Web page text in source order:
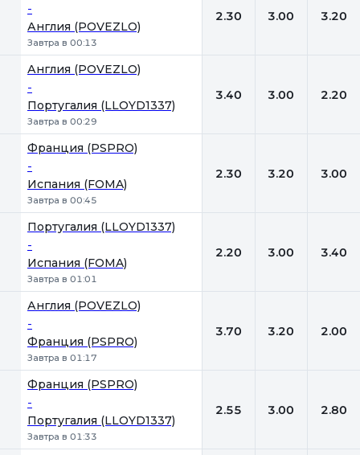
-
Англия (POVEZLO)
Завтра в 00:13
2.30 3.00 3.20
Англия (POVEZLO)
-
Португалия (LLOYD1337)
Завтра в 00:29
3.40 3.00 2.20
Франция (PSPRO)
-
Испания (FOMA)
Завтра в 00:45
2.30 3.20 3.00
Португалия (LLOYD1337)
-
Испания (FOMA)
Завтра в 01:01
2.20 3.00 3.40
Англия (POVEZLO)
-
Франция (PSPRO)
Завтра в 01:17
3.70 3.20 2.00
Франция (PSPRO)
-
Португалия (LLOYD1337)
Завтра в 01:33
2.55 3.00 2.80